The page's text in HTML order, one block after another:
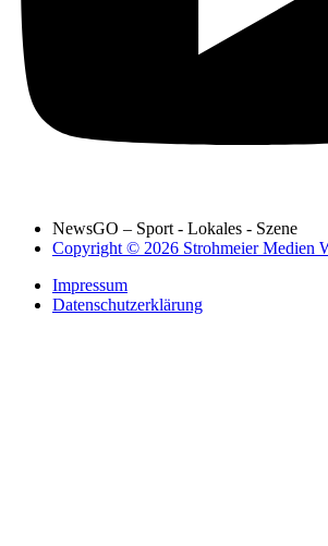
NewsGO – Sport - Lokales - Szene
Copyright © 2026 Strohmeier Medien
Impressum
Datenschutzerklärung